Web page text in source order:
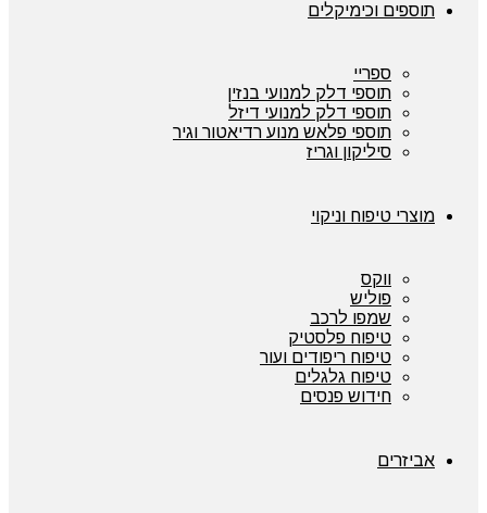
תוספים וכימיקלים
ספריי
תוספי דלק למנועי בנזין
תוספי דלק למנועי דיזל
תוספי פלאש מנוע רדיאטור וגיר
סיליקון וגריז
מוצרי טיפוח וניקוי
ווקס
פוליש
שמפו לרכב
טיפוח פלסטיק
טיפוח ריפודים ועור
טיפוח גלגלים
חידוש פנסים
אביזרים